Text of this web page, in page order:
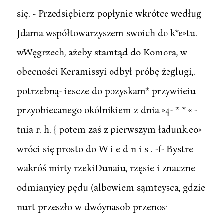
się. - Przedsiębierz popłynie wkrótce według
Jdama współtowarzyszem swoich do k*e»tu.
wWęgrzech, ażeby stamtąd do Komora, w
obecności Keramissyi odbył próbę żeglugi,.
potrzebną- iescze do pozyskam* przywiieiu
przyobiecanego okólnikiem z dnia »4- * * « -
tnia r. h. { potem zaś z pierwszym ładunk.eo»
wróci się prosto do W i e d n i s . -f- Bystre
wakróś mirty rzekiDunaiu, rzęsie i znaczne
odmianyiey pędu (albowiem sąmteysca, gdzie
nurt przeszło w dwóynasob przenosi